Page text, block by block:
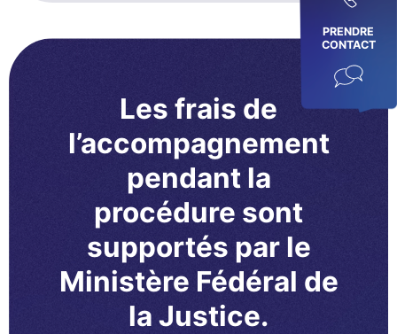
PRENDRE
CONTACT
Les frais de
l’accompagnement
pendant la
procédure sont
supportés par le
Ministère Fédéral de
la Justice.